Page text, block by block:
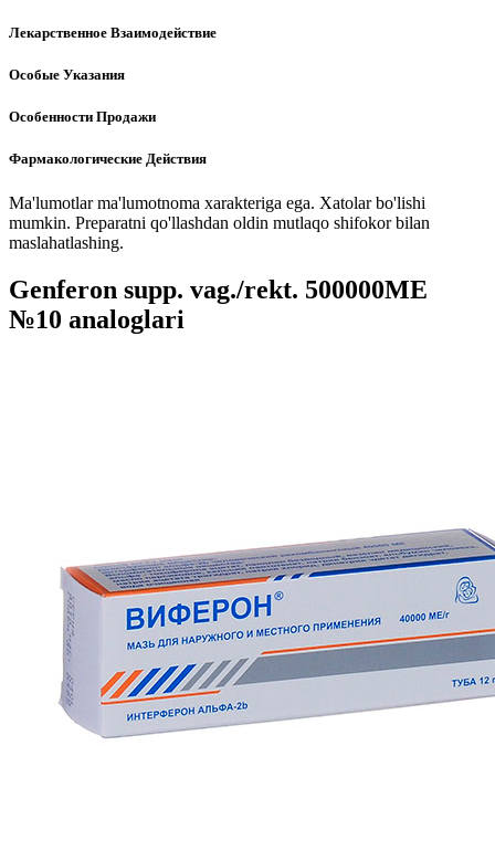
Лекарственное Взаимодействие
Особые Указания
Особенности Продажи
Фармакологические Действия
Ma'lumotlar ma'lumotnoma xarakteriga ega. Xatolar bo'lishi
mumkin. Preparatni qo'llashdan oldin mutlaqo shifokor bilan
maslahatlashing.
Genferon supp. vag./rekt. 500000MЕ
№10 analoglari